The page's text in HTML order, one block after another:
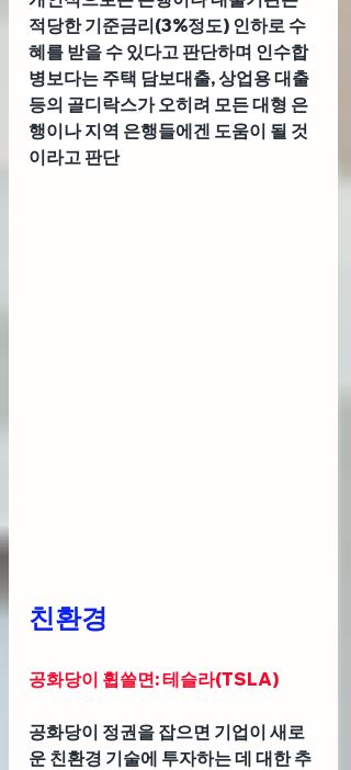
적당한 기준금리(3%정도) 인하로 수
혜를 받을 수 있다고 판단하며 인수합
병보다는 주택 담보대출, 상업용 대출
등의 골디락스가 오히려 모든 대형 은
행이나 지역 은행들에겐 도움이 될 것
이라고 판단
친환경
공화당이 휩쓸면: 테슬라(TSLA)
공화당이 정권을 잡으면 기업이 새로
운 친환경 기술에 투자하는 데 대한 추